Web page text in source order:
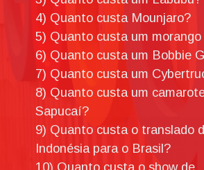
4) Quanto custa Mounjaro?
5) Quanto custa um morango
6) Quanto custa um Bobbie
7) Quanto custa um
8) Quanto custa um
Sapucaí?
9) Quanto custa o translado
Indonésia para o Brasil?
10) Quanto custa o show de